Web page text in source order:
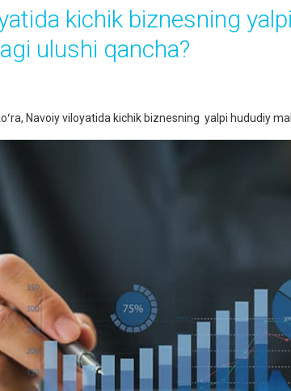
kichik biznesning
ulushi qancha?
Navoiy viloyatida kichik biznesning yalpi hududiy